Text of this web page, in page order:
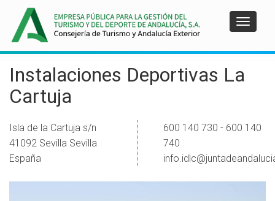
contenido
principal
Toggle
Instalaciones Deportivas La
Cartuja
Isla de la Cartuja s/n
41092 Sevilla Sevilla
España
600 140 730 - 600 140
740